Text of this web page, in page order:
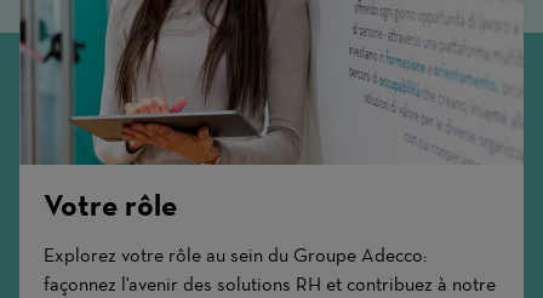
Votre rôle
Explorez votre rôle au sein du Groupe Adecco:
façonnez l'avenir des solutions RH et contribuez à notre